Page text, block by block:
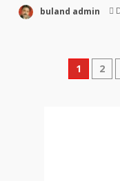
buland admin
Posts
1 2